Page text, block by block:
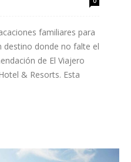
familiares para
destino donde no falte el
de El Viajero
& Resorts. Esta